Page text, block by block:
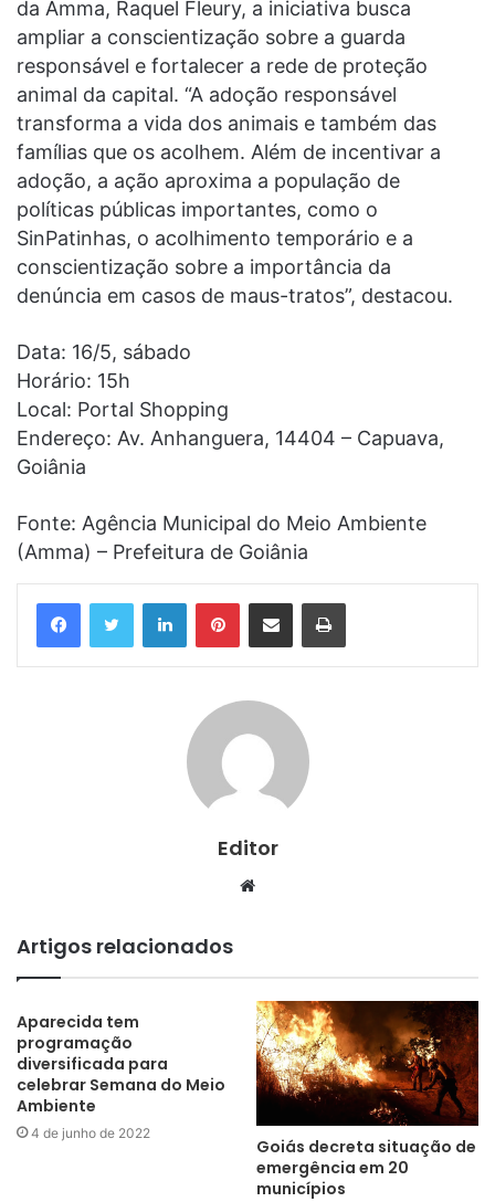
da Amma, Raquel Fleury, a iniciativa busca
ampliar a conscientização sobre a guarda
responsável e fortalecer a rede de proteção
animal da capital. “A adoção responsável
transforma a vida dos animais e também das
famílias que os acolhem. Além de incentivar a
adoção, a ação aproxima a população de
políticas públicas importantes, como o
SinPatinhas, o acolhimento temporário e a
conscientização sobre a importância da
denúncia em casos de maus-tratos”, destacou.
Data: 16/5, sábado
Horário: 15h
Local: Portal Shopping
Endereço: Av. Anhanguera, 14404 – Capuava,
Goiânia
Fonte: Agência Municipal do Meio Ambiente
(Amma) – Prefeitura de Goiânia
LinkedinPinterestCompartilhar via e-mail Imprimir
Editor
Website
Artigos relacionados
Aparecida tem
programação
diversificada para
celebrar Semana do Meio
Ambiente
4 de junho de 2022
Goiás decreta situação de
emergência em 20
municípios